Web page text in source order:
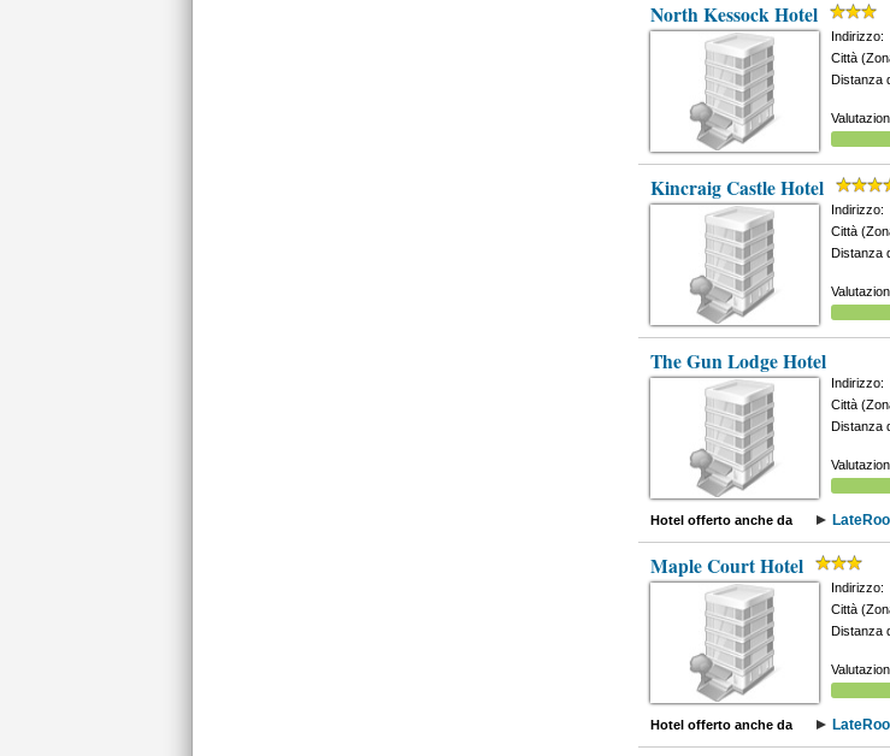
North Kessock Hotel
Indirizzo:
Città
Distanza
Kincraig Castle Hotel
Indirizzo:
Città
Distanza
The Gun Lodge Hotel
Indirizzo:
Città
Distanza
Hotel offerto anche da
Maple Court Hotel
Indirizzo:
Città
Distanza
Hotel offerto anche da